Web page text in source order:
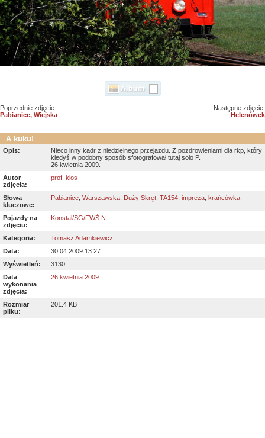
Poprzednie zdjęcie:
Pabianice, Wiejska
Następne zdjęcie:
Helenówek
A kuku!
Opis:
Nieco inny kadr z niedzielnego przejazdu. Z pozdrowieniami dla rkp, który
kiedyś w podobny sposób sfotografował tutaj solo P.
26 kwietnia 2009.
Autor
zdjęcia:
prof_klos
Słowa
kluczowe:
Pabianice Warszawska Duży Skręt TA154 impreza krańcówka
Pojazdy na
zdjęciu:
Konstal/SG/FWŚ N
Kategoria:
Tomasz Adamkiewicz
Data:
30.04.2009 13:27
Wyświetleń:
3130
Data
wykonania
zdjęcia:
26 kwietnia 2009
Rozmiar
pliku:
201.4 KB